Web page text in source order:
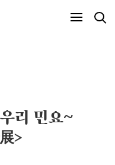
리 민요~
>